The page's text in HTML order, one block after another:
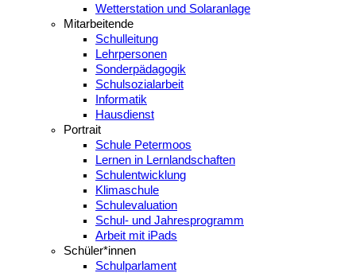
Wetterstation und Solaranlage
Mitarbeitende
Schulleitung
Lehrpersonen
Sonderpädagogik
Schulsozialarbeit
Informatik
Hausdienst
Portrait
Schule Petermoos
Lernen in Lernlandschaften
Schulentwicklung
Klimaschule
Schulevaluation
Schul- und Jahresprogramm
Arbeit mit iPads
Schüler*innen
Schulparlament